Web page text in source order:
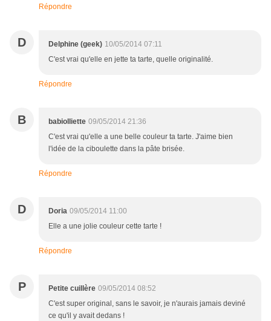
Répondre
D Delphine (geek) 10/05/2014 07:11
C'est vrai qu'elle en jette ta tarte, quelle originalité.
Répondre
B babiolliette 09/05/2014 21:36
C'est vrai qu'elle a une belle couleur ta tarte. J'aime bien
l'idée de la ciboulette dans la pâte brisée.
Répondre
D Doria 09/05/2014 11:00
Elle a une jolie couleur cette tarte !
Répondre
P Petite cuillère 09/05/2014 08:52
C'est super original, sans le savoir, je n'aurais jamais deviné
ce qu'il y avait dedans !